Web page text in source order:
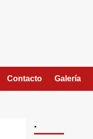
Contacto Galería
.